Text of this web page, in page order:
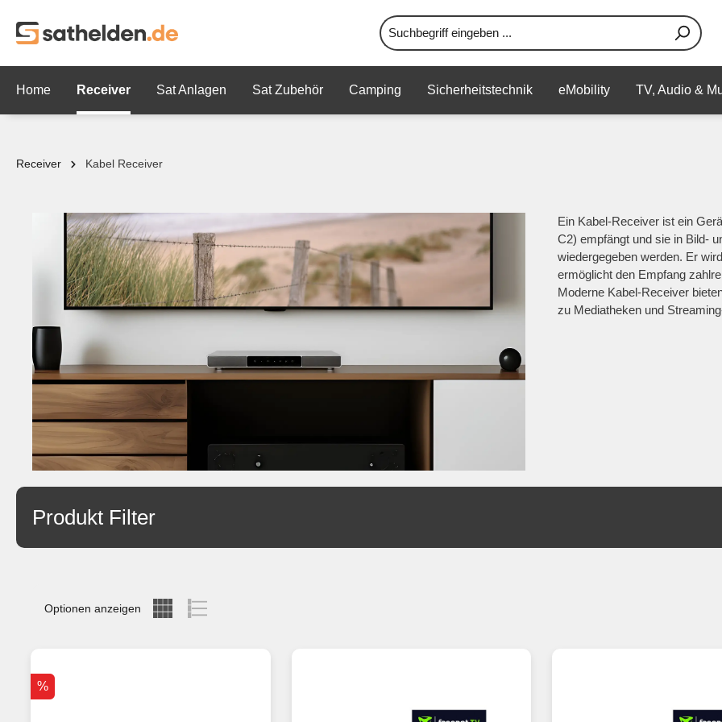
Home Receiver Sat Anlagen Sat Zubehör Camping Sicherheitstechnik eMobility TV, Audio &
Receiver Kabel Receiver
Ein Kabel-Receiver ist ein
C2) empfängt und sie in Bild-
wiedergegeben werden. Er
ermöglicht den Empfang
Moderne Kabel-Receiver
zu Mediatheken und
Produkt Filter
Optionen anzeigen
%